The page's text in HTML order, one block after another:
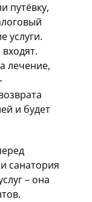
путёвку,
услуги.
лечение,
и будет
санатория
– она